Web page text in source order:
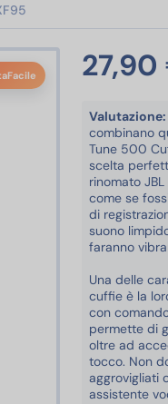
Valutazione:
combinano
Tune 500
scelta
rinomato
come se
di
suono
faranno
Una delle
cuffie è la
con
permette di
oltre ad
tocco. Non
aggrovigliati
assistente